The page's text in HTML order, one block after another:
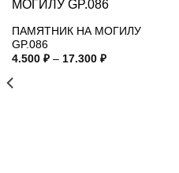
ПАМЯТНИК НА МОГИЛУ
GP.086
4.500 ₽ – 17.300 ₽Диапазон